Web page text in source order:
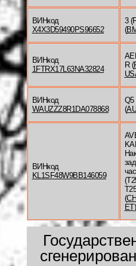
ВИНкод
X4X3D59490PS96652
3
(
ВИНкод
1FTRX17L63NA32824
R (
ВИНкод
WAUZZZ8R1DA078868
Q5
(
ВИНкод
KL1SF48W9BB146059
(
ET)